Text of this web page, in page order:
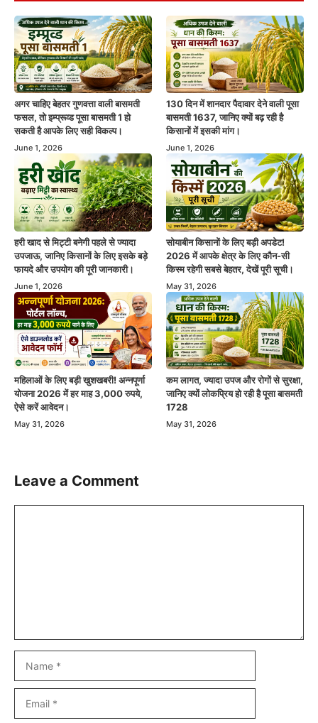
अगर चाहिए बेहतर गुणवत्ता वाली बासमती
फसल, तो इम्प्रूव्ड पूसा बासमती 1 हो
सकती है आपके लिए सही विकल्प।
June 1, 2026
130 दिन में शानदार पैदावार देने वाली पूसा
बासमती 1637, जानिए क्यों बढ़ रही है
किसानों में इसकी मांग।
June 1, 2026
हरी खाद से मिट्टी बनेगी पहले से ज्यादा
उपजाऊ, जानिए किसानों के लिए इसके बड़े
फायदे और उपयोग की पूरी जानकारी।
June 1, 2026
सोयाबीन किसानों के लिए बड़ी अपडेट!
2026 में आपके क्षेत्र के लिए कौन-सी
किस्म रहेगी सबसे बेहतर, देखें पूरी सूची।
May 31, 2026
महिलाओं के लिए बड़ी खुशखबरी! अन्नपूर्णा
योजना 2026 में हर माह 3,000 रुपये,
ऐसे करें आवेदन।
May 31, 2026
कम लागत, ज्यादा उपज और रोगों से सुरक्षा,
जानिए क्यों लोकप्रिय हो रही है पूसा बासमती
1728
May 31, 2026
Leave a Comment